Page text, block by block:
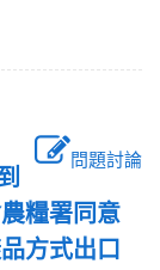
問題討論
糧署同意
方式出口